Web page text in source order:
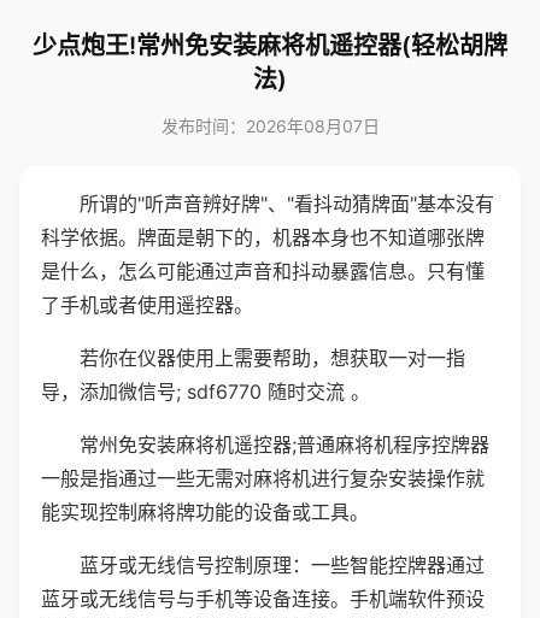
少点炮王!常州免安装麻将机遥控器(轻松胡牌
法)
发布时间：2026年08月07日
所谓的"听声音辨好牌"、"看抖动猜牌面"基本没有
科学依据。牌面是朝下的，机器本身也不知道哪张牌
是什么，怎么可能通过声音和抖动暴露信息。只有懂
了手机或者使用遥控器。
若你在仪器使用上需要帮助，想获取一对一指
导，添加微信号; sdf6770 随时交流 。
常州免安装麻将机遥控器;普通麻将机程序控牌器
一般是指通过一些无需对麻将机进行复杂安装操作就
能实现控制麻将牌功能的设备或工具。
蓝牙或无线信号控制原理：一些智能控牌器通过
蓝牙或无线信号与手机等设备连接。手机端软件预设